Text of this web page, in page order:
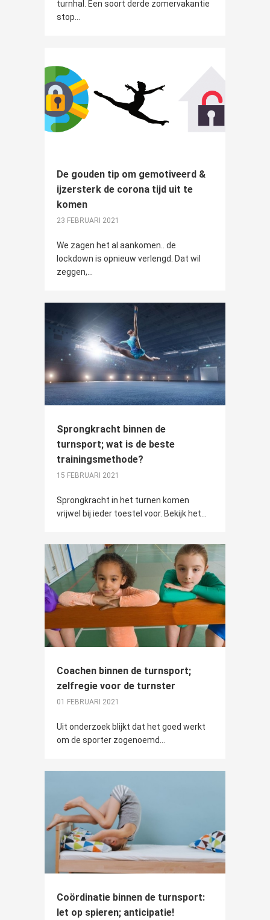
turnhal. Een soort derde zomervakantie
stop...
De gouden tip om gemotiveerd &
ijzersterk de corona tijd uit te
komen
23 FEBRUARI 2021
We zagen het al aankomen.. de
lockdown is opnieuw verlengd. Dat wil
zeggen,...
Sprongkracht binnen de
turnsport; wat is de beste
trainingsmethode?
15 FEBRUARI 2021
Sprongkracht in het turnen komen
vrijwel bij ieder toestel voor. Bekijk het...
Coachen binnen de turnsport;
zelfregie voor de turnster
01 FEBRUARI 2021
Uit onderzoek blijkt dat het goed werkt
om de sporter zogenoemd...
Coördinatie binnen de turnsport:
let op spieren; anticipatie!